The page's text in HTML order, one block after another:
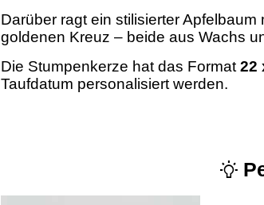
Darüber ragt ein stilisierter
goldenen Kreuz – beide aus Wachs
Die Stumpenkerze hat das Format 22
Taufdatum personalisiert werden.